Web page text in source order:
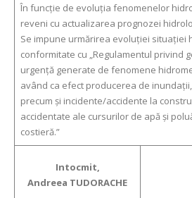
În funcție de evoluția fenomenelor
reveni cu actualizarea prognozei
Se impune urmărirea evoluției situației
conformitate cu „Regulamentul privind
urgență generate de fenomene
având ca efect producerea de
precum și incidente/accidente la
accidentate ale cursurilor de apă și
costieră.”
Intocmit,
Andreea TUDORACHE